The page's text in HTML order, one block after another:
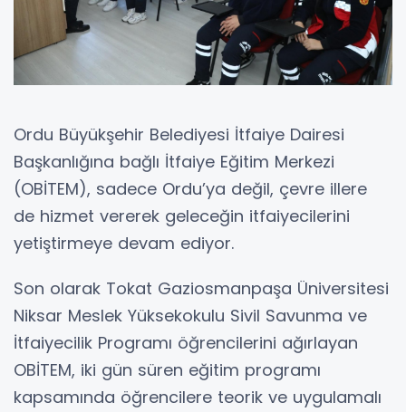
Ordu Büyükşehir Belediyesi İtfaiye Dairesi
Başkanlığına bağlı İtfaiye Eğitim Merkezi
(OBİTEM), sadece Ordu’ya değil, çevre illere
de hizmet vererek geleceğin itfaiyecilerini
yetiştirmeye devam ediyor.
Son olarak Tokat Gaziosmanpaşa Üniversitesi
Niksar Meslek Yüksekokulu Sivil Savunma ve
İtfaiyecilik Programı öğrencilerini ağırlayan
OBİTEM, iki gün süren eğitim programı
kapsamında öğrencilere teorik ve uygulamalı